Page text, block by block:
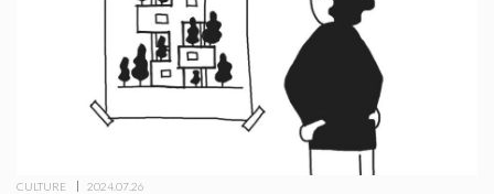
CULTURE 2024.07.26